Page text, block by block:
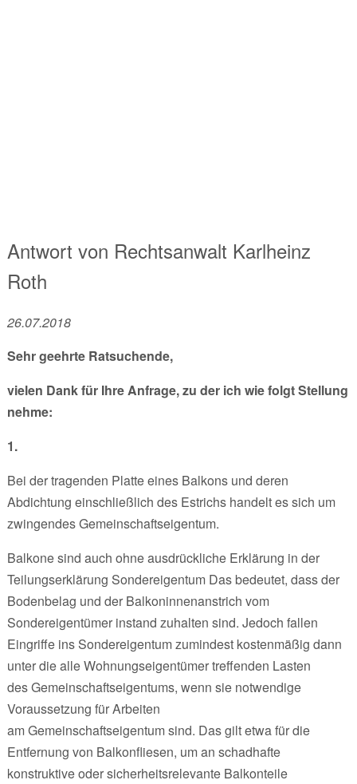
Antwort von Rechtsanwalt Karlheinz
Roth
26.07.2018
Sehr geehrte Ratsuchende,
vielen Dank für Ihre Anfrage, zu der ich wie folgt Stellung
nehme:
1.
Bei der tragenden Platte eines Balkons und deren
Abdichtung einschließlich des Estrichs handelt es sich um
zwingendes Gemeinschaftseigentum.
Balkone sind auch ohne ausdrückliche Erklärung in der
Teilungserklärung Sondereigentum Das bedeutet, dass der
Bodenbelag und der Balkoninnenanstrich vom
Sondereigentümer instand zuhalten sind. Jedoch fallen
Eingriffe ins Sondereigentum zumindest kostenmäßig dann
unter die alle Wohnungseigentümer treffenden Lasten
des Gemeinschaftseigentums, wenn sie notwendige
Voraussetzung für Arbeiten
am Gemeinschaftseigentum sind. Das gilt etwa für die
Entfernung von Balkonfliesen, um an schadhafte
konstruktive oder sicherheitsrelevante Balkonteile